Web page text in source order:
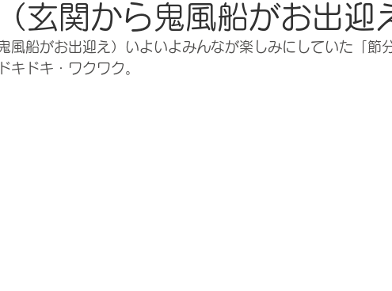
玄関から鬼風船がお出迎
風船がお出迎え）いよいよみんなが楽しみにしていた「節
キドキ・ワクワク。